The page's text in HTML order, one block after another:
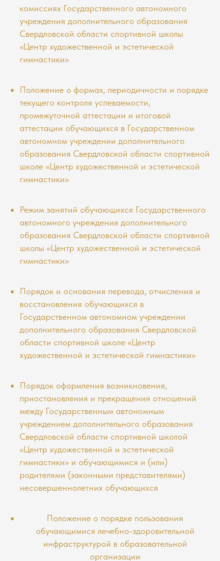
комиссиях Государственного автономного
учреждения дополнительного образования
Свердловской области спортивной школы
«Центр художественной и эстетической
гимнастики»
Положение о формах, периодичности и порядке
текущего контроля успеваемости,
промежуточной аттестации и итоговой
аттестации обучающихся в Государственном
автономном учреждении дополнительного
образования Свердловской области спортивной
школе «Центр художественной и эстетической
гимнастики»
Режим занятий обучающихся Государственного
автономного учреждения дополнительного
образования Свердловской области спортивной
школы «Центр художественной и эстетической
гимнастики»
Порядок и основания перевода, отчисления и
восстановления обучающихся в
Государственном автономном учреждении
дополнительного образования Свердловской
области спортивной школе «Центр
художественной и эстетической гимнастики»
Порядок оформления возникновения,
приостановления и прекращения отношений
между Государственным автономным
учреждением дополнительного образования
Свердловской области спортивной школой
«Центр художественной и эстетической
гимнастики» и обучающимися и (или)
родителями (законными представителями)
несовершеннолетних обучающихся
Положение о порядке пользования
обучающимися лечебно-здоровительной
инфраструктурой в образовательной
организации